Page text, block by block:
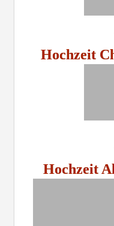
Hochzeit
Hochzeit